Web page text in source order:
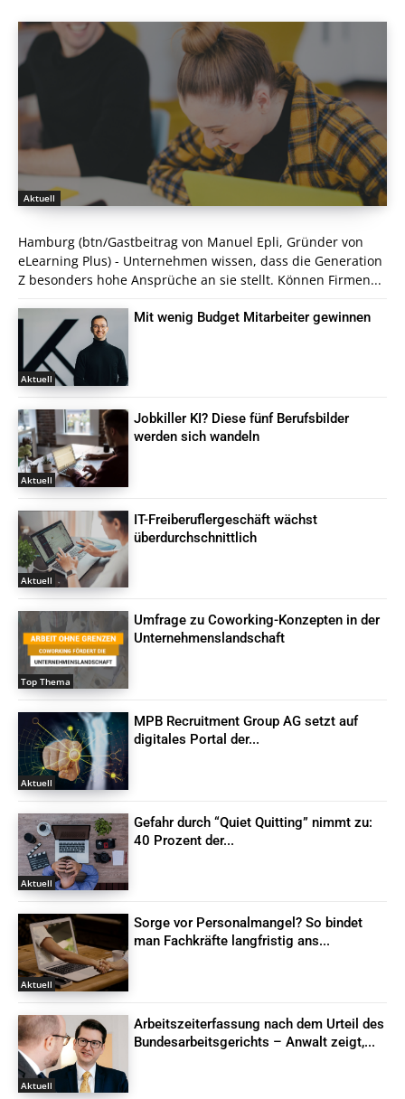
Aktuell
Hamburg (btn/Gastbeitrag von Manuel Epli, Gründer von
eLearning Plus) - Unternehmen wissen, dass die Generation
Z besonders hohe Ansprüche an sie stellt. Können Firmen...
Aktuell
Mit wenig Budget Mitarbeiter gewinnen
Aktuell
Jobkiller KI? Diese fünf Berufsbilder
werden sich wandeln
Aktuell
IT-Freiberuflergeschäft wächst
überdurchschnittlich
Top Thema
Umfrage zu Coworking-Konzepten in der
Unternehmenslandschaft
Aktuell
MPB Recruitment Group AG setzt auf
digitales Portal der...
Aktuell
Gefahr durch “Quiet Quitting” nimmt zu:
40 Prozent der...
Aktuell
Sorge vor Personalmangel? So bindet
man Fachkräfte langfristig ans...
Aktuell
Arbeitszeiterfassung nach dem Urteil des
Bundesarbeitsgerichts – Anwalt zeigt,...